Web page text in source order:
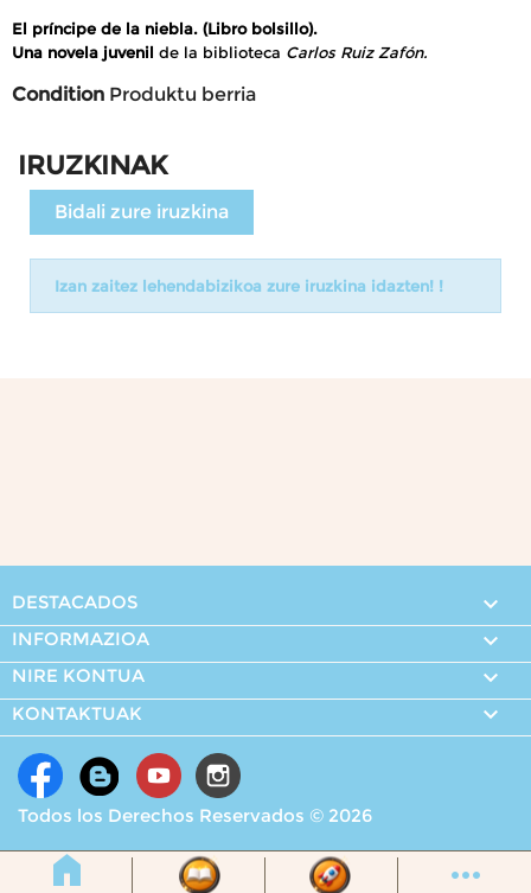
El príncipe de la niebla. (Libro bolsillo).
Una novela juvenil de la biblioteca Carlos Ruiz Zafón.
Condition Produktu berria
IRUZKINAK
Bidali zure iruzkina
Izan zaitez lehendabizikoa zure iruzkina idazten! !
DESTACADOS 
INFORMAZIOA 
NIRE KONTUA 
KONTAKTUAK 
Todos los Derechos Reservados © 2026